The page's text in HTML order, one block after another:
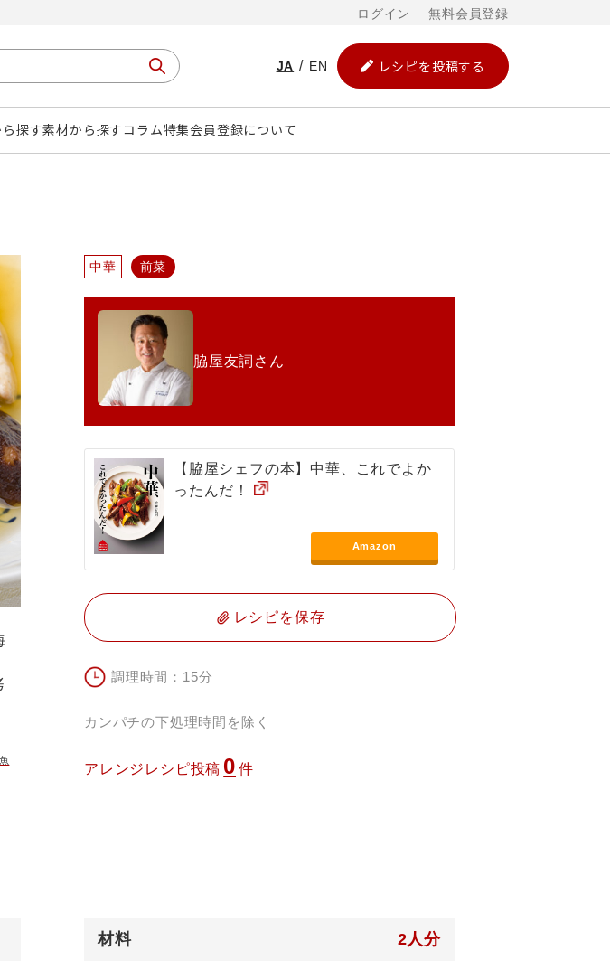
ログイン 無料会員登録
JA EN レシピを投稿する
探す素材から探すコラム特集会員登録について
中華 前菜
脇屋友詞さん
【脇屋シェフの本】中華、これでよか
ったんだ！
Amazon
レシピを保存
調理時間：15分
カンパチの下処理時間を除く
アレンジレシピ投稿 0 件
材料 2人分